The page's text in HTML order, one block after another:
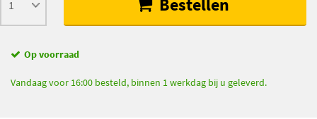
Bestellen
Op voorraad
Vandaag voor 16:00 besteld, binnen 1 werkdag bij u geleverd.